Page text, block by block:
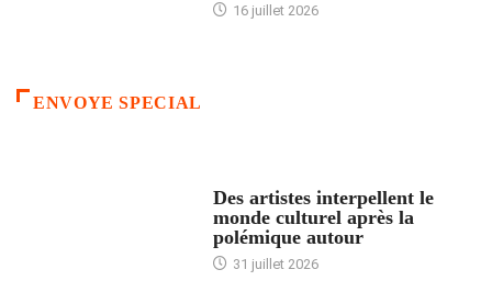
16 juillet 2026
ENVOYE SPECIAL
Des artistes interpellent le
monde culturel après la
polémique autour
31 juillet 2026